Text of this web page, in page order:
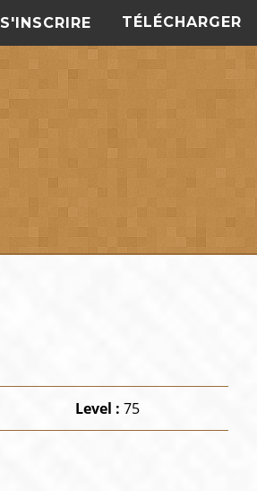
TÉLÉCHARGER
S'INSCRIRE
Level : 75